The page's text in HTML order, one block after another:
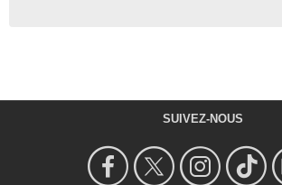
SUIVEZ-NOUS